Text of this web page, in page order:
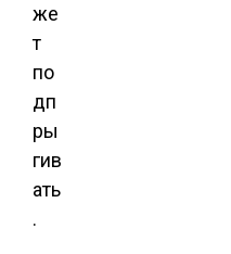
же
т
по
дп
ры
гив
ать
.